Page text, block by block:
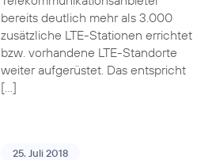
bereits deutlich mehr als 3.000
zusätzliche LTE-Stationen errichtet
bzw. vorhandene LTE-Standorte
weiter aufgerüstet. Das entspricht
[…]
25. Juli 2018